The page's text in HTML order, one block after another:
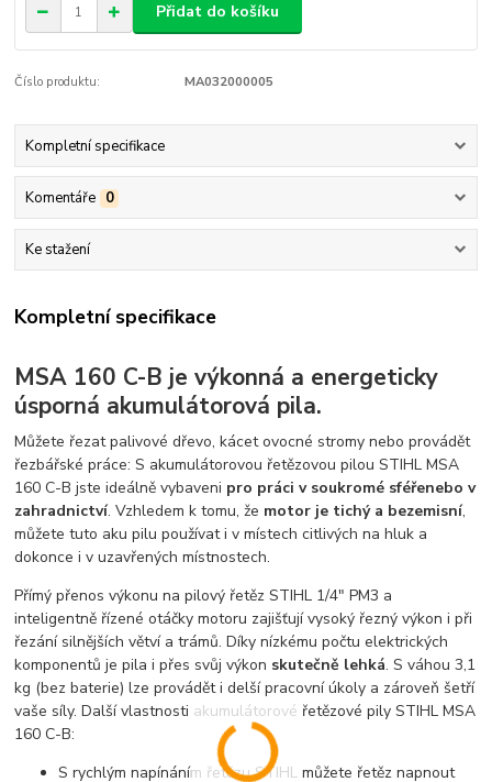
Přidat do košíku
Číslo produktu: MA032000005
Kompletní specifikace
Komentáře 0
Ke stažení
Kompletní specifikace
MSA 160 C-B je výkonná a energeticky
úsporná akumulátorová pila.
Můžete řezat palivové dřevo, kácet ovocné stromy nebo provádět
řezbářské práce: S akumulátorovou řetězovou pilou STIHL MSA
160 C-B jste ideálně vybaveni pro práci v soukromé sféřenebo v
zahradnictví. Vzhledem k tomu, že motor je tichý a bezemisní,
můžete tuto aku pilu používat i v místech citlivých na hluk a
dokonce i v uzavřených místnostech.
Přímý přenos výkonu na pilový řetěz STIHL 1/4" PM3 a
inteligentně řízené otáčky motoru zajišťují vysoký řezný výkon i při
řezání silnějších větví a trámů. Díky nízkému počtu elektrických
komponentů je pila i přes svůj výkon skutečně lehká. S váhou 3,1
kg (bez baterie) lze provádět i delší pracovní úkoly a zároveň šetří
vaše síly. Další vlastnosti akumulátorové řetězové pily STIHL MSA
160 C-B:
S rychlým napínáním řetězu STIHL můžete řetěz napnout